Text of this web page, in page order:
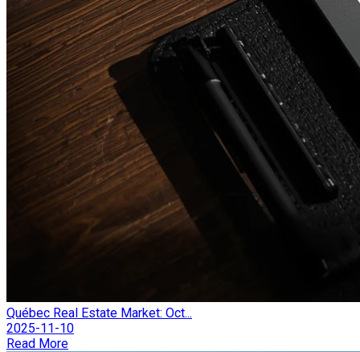
Québec Real Estate Market: Oct...
2025-11-10
Read More